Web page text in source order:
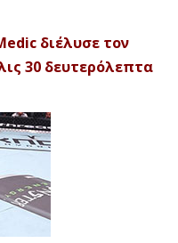
διέλυσε τον
30 δευτερόλεπτα